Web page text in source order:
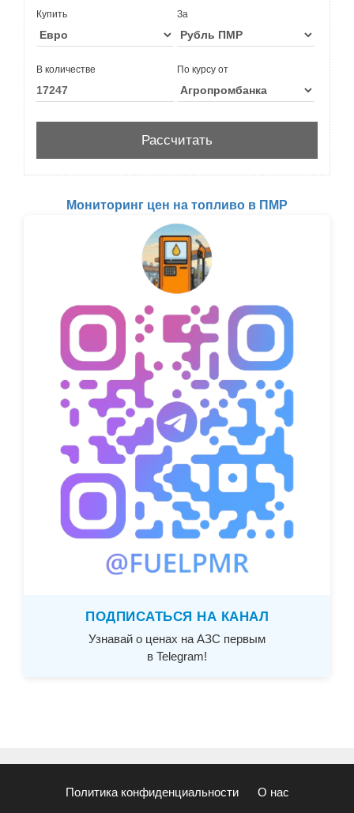
Купить За
В количестве По курсу от
Мониторинг цен на топливо в ПМР
ПОДПИСАТЬСЯ НА КАНАЛ
Узнавай о ценах на АЗС первым
в Telegram!
Политика конфиденциальности О нас